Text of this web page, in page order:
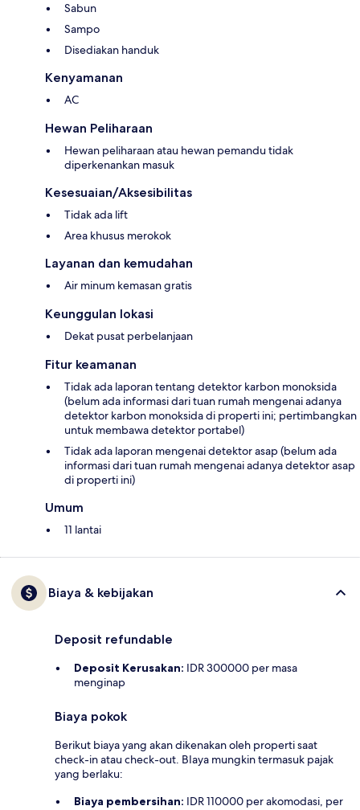
Sabun
Sampo
Disediakan handuk
Kenyamanan
AC
Hewan Peliharaan
Hewan peliharaan atau hewan pemandu tidak
diperkenankan masuk
Kesesuaian/Aksesibilitas
Tidak ada lift
Area khusus merokok
Layanan dan kemudahan
Air minum kemasan gratis
Keunggulan lokasi
Dekat pusat perbelanjaan
Fitur keamanan
Tidak ada laporan tentang detektor karbon monoksida
(belum ada informasi dari tuan rumah mengenai adanya
detektor karbon monoksida di properti ini; pertimbangkan
untuk membawa detektor portabel)
Tidak ada laporan mengenai detektor asap (belum ada
informasi dari tuan rumah mengenai adanya detektor asap
di properti ini)
Umum
11 lantai
Biaya & kebijakan
Deposit refundable
Deposit Kerusakan: IDR 300000 per masa
menginap
Biaya pokok
Berikut biaya yang akan dikenakan oleh properti saat
check-in atau check-out. BIaya mungkin termasuk pajak
yang berlaku:
Biaya pembersihan: IDR 110000 per akomodasi, per